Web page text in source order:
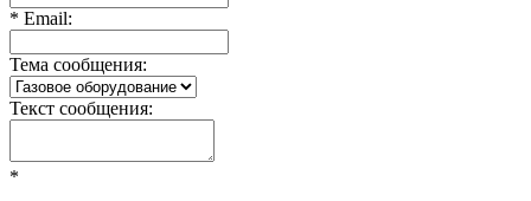
* Email:
Тема сообщения:
Текст сообщения:
*